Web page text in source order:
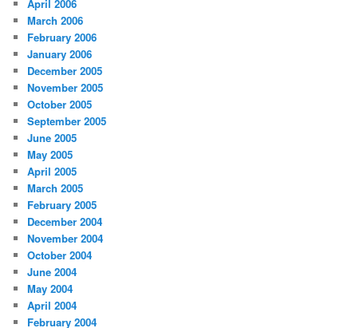
April 2006
March 2006
February 2006
January 2006
December 2005
November 2005
October 2005
September 2005
June 2005
May 2005
April 2005
March 2005
February 2005
December 2004
November 2004
October 2004
June 2004
May 2004
April 2004
February 2004